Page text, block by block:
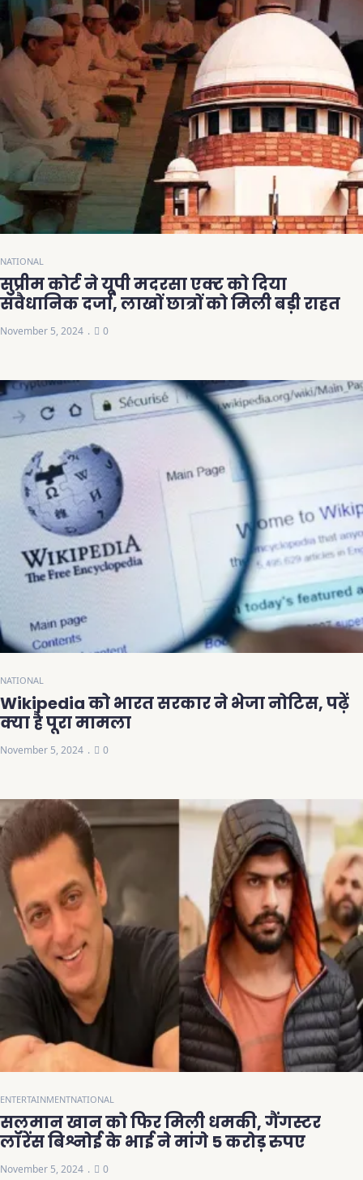
NATIONAL
सुप्रीम कोर्ट ने यूपी मदरसा एक्ट को दिया
संवैधानिक दर्जा, लाखों छात्रों को मिली बड़ी राहत
November 5, 2024 0
NATIONAL
Wikipedia को भारत सरकार ने भेजा नोटिस, पढ़ें
क्या है पूरा मामला
November 5, 2024 0
ENTERTAINMENTNATIONAL
सलमान खान को फिर मिली धमकी, गैंगस्टर
लॉरेंस बिश्नोई के भाई ने मांगे 5 करोड़ रुपए
November 5, 2024 0